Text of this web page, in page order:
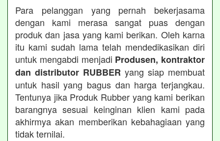
Para pelanggan yang pernah bekerjasama
dengan kami merasa sangat puas dengan
produk dan jasa yang kami berikan. Oleh karna
itu kami sudah lama telah mendedikasikan diri
untuk mengabdi menjadi Produsen, kontraktor
dan distributor RUBBER yang siap membuat
untuk hasil yang bagus dan harga terjangkau.
Tentunya jika Produk Rubber yang kami berikan
barangnya sesuai keinginan klien kami pada
akhirmya akan memberikan kebahagiaan yang
tidak ternilai.